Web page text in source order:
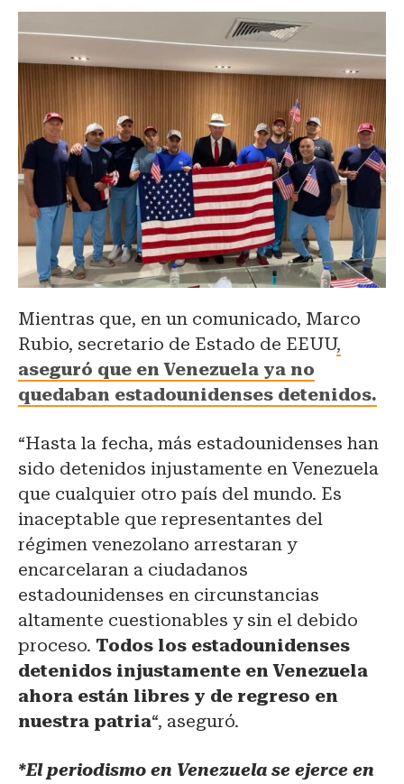
Mientras que, en un comunicado, Marco
Rubio, secretario de Estado de EEUU,
aseguró que en Venezuela ya no
quedaban estadounidenses detenidos.
“Hasta la fecha, más estadounidenses han
sido detenidos injustamente en Venezuela
que cualquier otro país del mundo. Es
inaceptable que representantes del
régimen venezolano arrestaran y
encarcelaran a ciudadanos
estadounidenses en circunstancias
altamente cuestionables y sin el debido
proceso. Todos los estadounidenses
detenidos injustamente en Venezuela
ahora están libres y de regreso en
nuestra patria“, aseguró.
*El periodismo en Venezuela se ejerce en